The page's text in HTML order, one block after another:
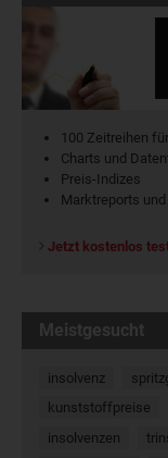
100 Zeitreihen
Charts und
Preis-Indizes
Marktreports
Jetzt kostenlos
Meistgesucht
insolvenz
kunststoffpreise
insolvenzen